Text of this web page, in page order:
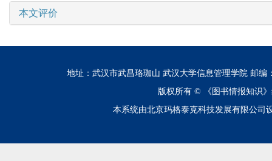
本文评价
地址：武汉市武昌珞珈山 武汉大学信息管理学院 邮编
版权所有 ©
《图书情报知识
本系统由北京玛格泰克科技发展有限公司